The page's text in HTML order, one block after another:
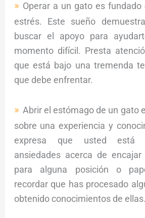
Operar a un gato es fundado
estrés. Este sueño
buscar el apoyo para
momento difícil. Presta
que está bajo una tremenda
que debe enfrentar.
Abrir el estómago de un gato
sobre una experiencia y
expresa que usted está
ansiedades acerca de
para alguna posición o
recordar que has procesado
obtenido conocimientos de ellas.